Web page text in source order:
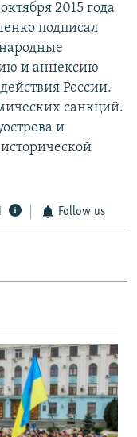
2015 года
подписал
и аннексию
России.
санкций.
и
Follow us